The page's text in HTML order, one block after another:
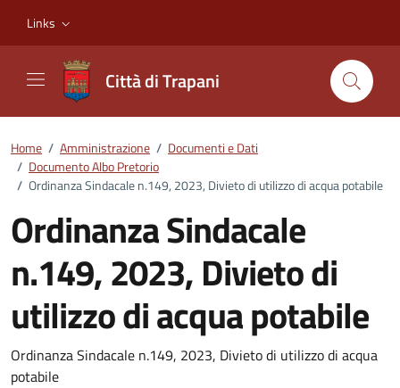
Links
Città di Trapani
Home / Amministrazione / Documenti e Dati
/ Documento Albo Pretorio
/ Ordinanza Sindacale n.149, 2023, Divieto di utilizzo di acqua potabile
Ordinanza Sindacale
n.149, 2023, Divieto di
utilizzo di acqua potabile
Dettagli del documento
Ordinanza Sindacale n.149, 2023, Divieto di utilizzo di acqua
potabile